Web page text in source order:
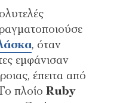
, όταν
εμφάνισαν
έπειτα από
πλοίο Ruby